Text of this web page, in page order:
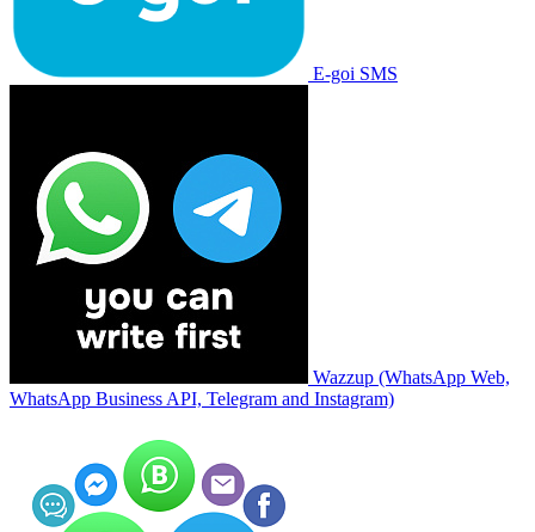
E-goi SMS
Wazzup (WhatsApp Web,
WhatsApp Business API, Telegram and Instagram)